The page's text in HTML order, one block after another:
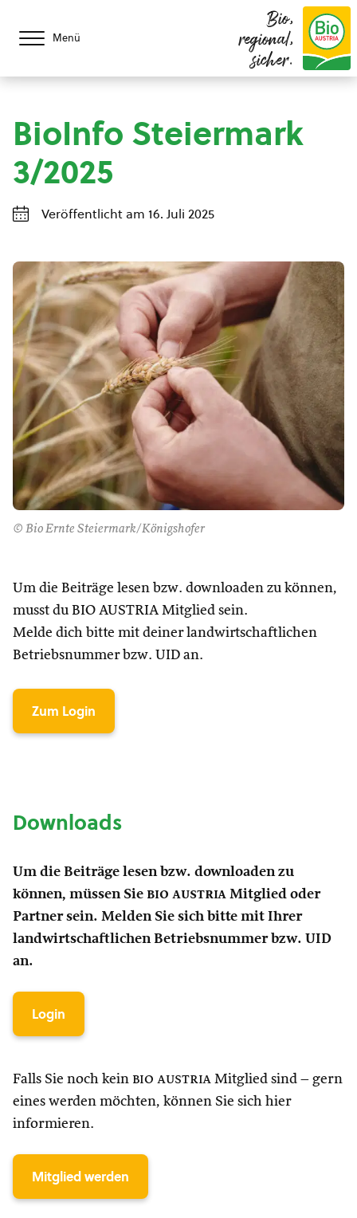
Menü
Bio,
regional,
sicher.
BioInfo Steiermark
3/2025
Veröffentlicht am 16. Juli 2025
© Bio Ernte Steiermark/Königshofer
Um die Beiträge lesen bzw. downloaden zu können,
musst du BIO AUSTRIA Mitglied sein.
Melde dich bitte mit deiner landwirtschaftlichen
Betriebsnummer bzw. UID an.
Zum Login
Downloads
Um die Beiträge lesen bzw. downloaden zu
können, müssen Sie bio austria Mitglied oder
Partner sein. Melden Sie sich bitte mit Ihrer
landwirtschaftlichen Betriebsnummer bzw. UID
an.
Login
Falls Sie noch kein bio austria Mitglied sind – gern
eines werden möchten, können Sie sich hier
informieren.
Mitglied werden